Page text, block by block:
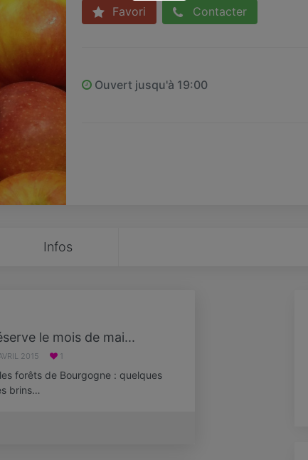
Favori Contacter
Ouvert jusqu'à 19:00
Infos
le mois de mai...
2015 1
forêts de Bourgogne : quelques
brins…